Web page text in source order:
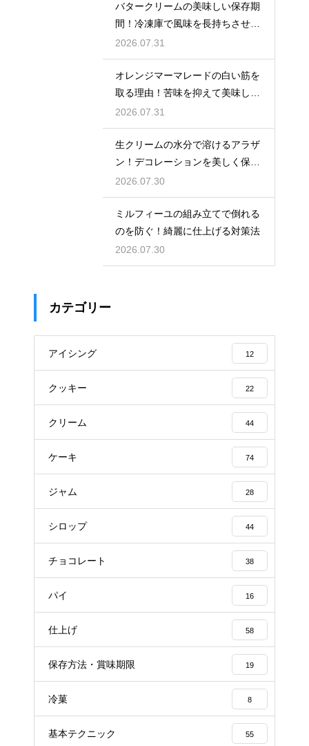
バタークリームの美味しい保存期
間！冷凍庫で風味を長持ちさせる
コツ
2026.07.31
オレンジマーマレードの白い筋を
取る理由！苦味を抑えて美味しい
ジャムに仕上げる
2026.07.31
生クリームの水分で溶けるアラザ
ン！デコレーションを美しく保つ
ための飾るタイミングとコツ
2026.07.30
ミルフィーユの組み立てで倒れる
のを防ぐ！綺麗に仕上げる対策法
2026.07.30
カテゴリー
アイシング 12
クッキー 22
クリーム 44
ケーキ 74
ジャム 28
シロップ 44
チョコレート 38
パイ 16
仕上げ 58
保存方法・賞味期限 19
冷菓 8
基本テクニック 55